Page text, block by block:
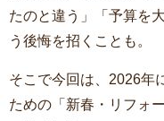
たのと違う」「予算を
う後悔を招くことも。
そこで今回は、2026年
ための「新春・リフォ